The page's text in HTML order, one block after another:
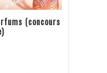
(concours